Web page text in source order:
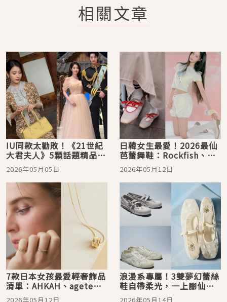
相關文章
IU同款太勸敗！《21世紀
大君夫人》5顆話題精品包
曝光、小心荷包失守
2026年05月05日
日韓女生最愛！2026最仙
芭蕾舞鞋：Rockfish、
VIVAIA、Repetto…自帶
柔光濾鏡
2026年05月12日
7款日本女孩最愛輕奢飾品
清單：AHKAH、agete、
喬治傑生…精緻高級感拉
2026年05月12日
浪漫系專屬！3雙夢幻蕾絲
鞋自帶柔光，一上腳仙氣
爆棚、回頭率飆高
2026年05月14日